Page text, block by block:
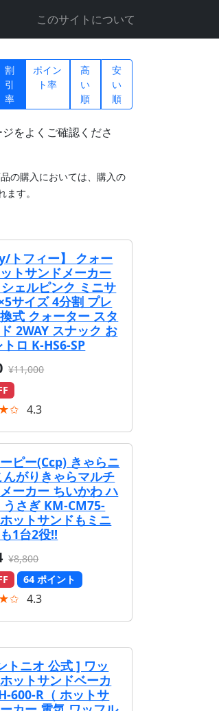
このサイトについて
割
引
率
ポイン
ト率
高
い
順
安
い
順
をよくご確認くださ
の購入においては、購入の
す。
トフィー】 クォー
トサンドメーカー
ェルピンク ミニサ
サイズ 4分割 プレ
式 クォーター スタ
2WAY スナック お
ロ K-HS6-SP
¥11,000
4.3
ピー(Ccp) きゃらニ
んがりきゃらマルチ
ーカー ちいかわ ハ
うさぎ KM-CM75-
ットサンドもミニ
1台2役!!
¥8,800
64 ポイント
4.3
トニオ 公式 ] ワッ
ットサンドベーカ
600-R（ ホットサ